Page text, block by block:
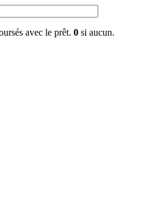
avec le prêt. 0 si aucun.